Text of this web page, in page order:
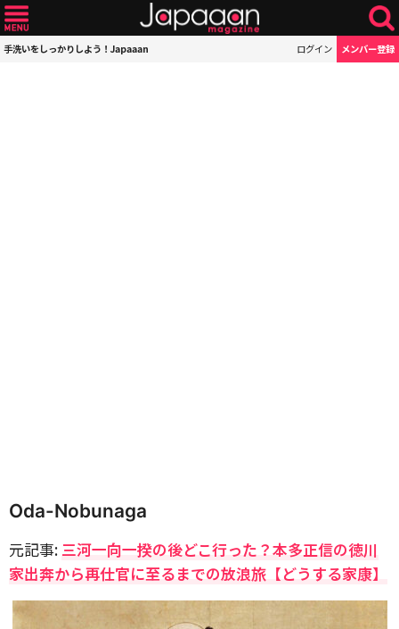
手洗いをしっかりしよう！Japaaan ログイン メンバー登録
Oda-Nobunaga
元記事: 三河一向一揆の後どこ行った？本多正信の徳川
家出奔から再仕官に至るまでの放浪旅【どうする家康】